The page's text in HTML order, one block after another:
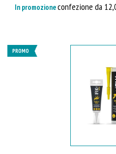
In promozioneconfezione da
PROMO